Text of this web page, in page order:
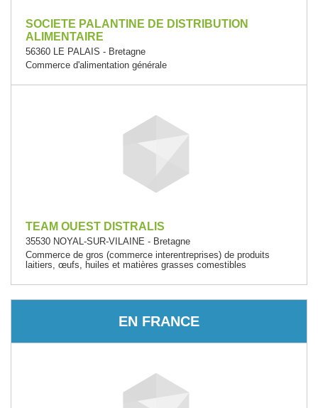
SOCIETE PALANTINE DE DISTRIBUTION
ALIMENTAIRE
56360 LE PALAIS - Bretagne
Commerce d'alimentation générale
TEAM OUEST DISTRALIS
35530 NOYAL-SUR-VILAINE - Bretagne
Commerce de gros (commerce interentreprises) de produits
laitiers, œufs, huiles et matières grasses comestibles
EN FRANCE